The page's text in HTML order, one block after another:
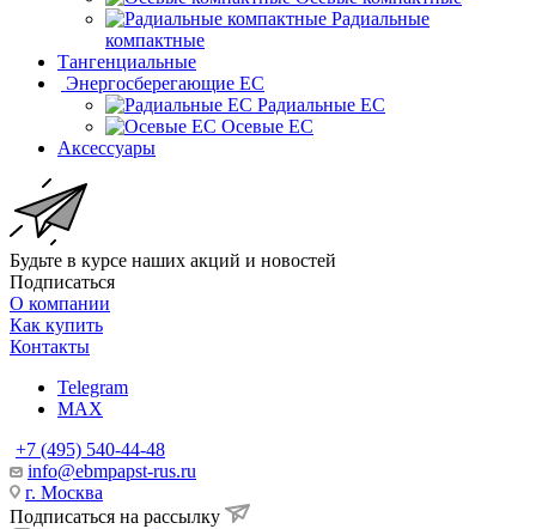
Радиальные
компактные
Тангенциальные
Энергосберегающие EC
Радиальные EC
Осевые EC
Аксессуары
Будьте в курсе наших акций и новостей
Подписаться
О компании
Как купить
Контакты
Telegram
MAX
+7 (495) 540-44-48
info@ebmpapst-rus.ru
г. Москва
Подписаться на рассылку